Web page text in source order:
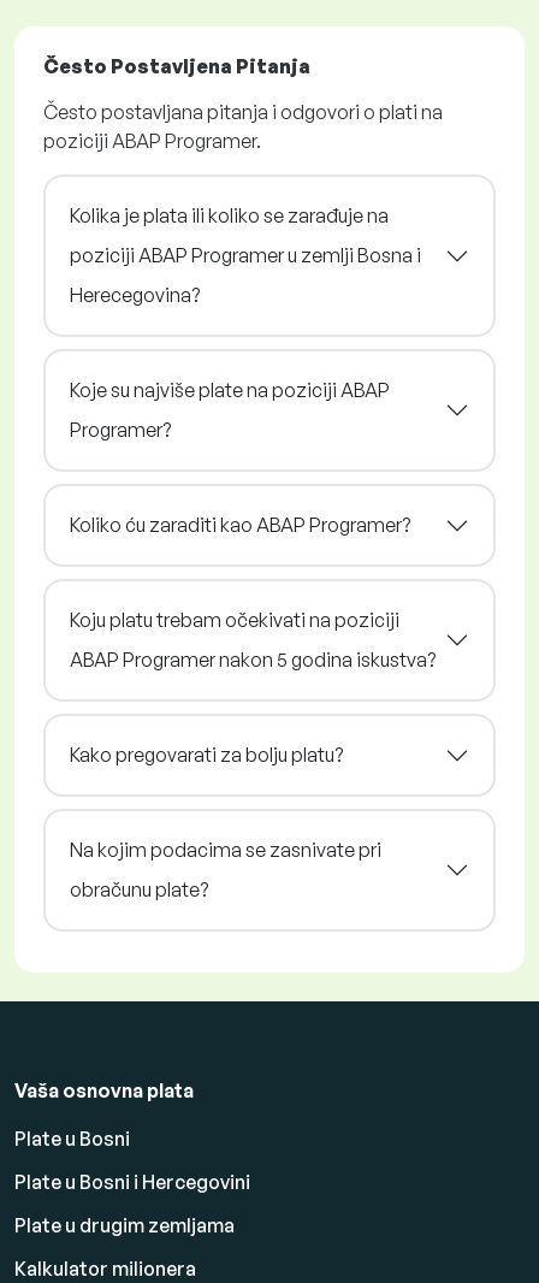
Često Postavljena Pitanja
Često postavljana pitanja i odgovori o plati na
poziciji ABAP Programer.
Kolika je plata ili koliko se zarađuje na
poziciji ABAP Programer u zemlji Bosna i
Herecegovina?
Koje su najviše plate na poziciji ABAP
Programer?
Koliko ću zaraditi kao ABAP Programer?
Koju platu trebam očekivati na poziciji
ABAP Programer nakon 5 godina iskustva?
Kako pregovarati za bolju platu?
Na kojim podacima se zasnivate pri
obračunu plate?
Vaša osnovna plata
Plate u Bosni
Plate u Bosni i Hercegovini
Plate u drugim zemljama
Kalkulator milionera